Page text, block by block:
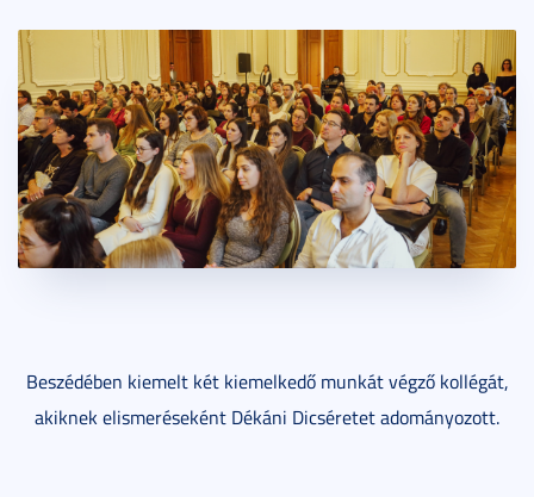
Beszédében kiemelt két kiemelkedő munkát végző kollégát,
akiknek elismeréseként Dékáni Dicséretet adományozott.